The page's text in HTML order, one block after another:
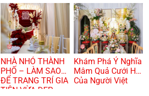
NHÀ NHỎ THÀNH
PHỐ – LÀM SAO
ĐỂ TRANG TRÍ GIA
TIÊN VỪA ĐẸP
Khám Phá Ý Nghĩa
Mâm Quả Cưới Hỏi
Của Người Việt